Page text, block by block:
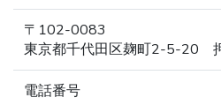
〒102-0083
東京都千代田区麹町2-5-20
電話番号